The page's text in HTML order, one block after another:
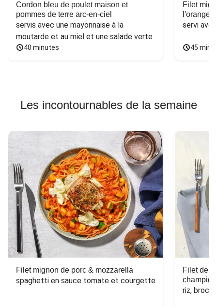
Cordon bleu de poulet maison et
pommes de terre arc-en-ciel
servis avec une mayonnaise à la
moutarde et au miel et une salade verte
40 minutes
Filet
l'orange
servi
45
Les incontournables de la semaine
Filet mignon de porc & mozzarella
spaghetti en sauce tomate et courgette
Filet de
riz,